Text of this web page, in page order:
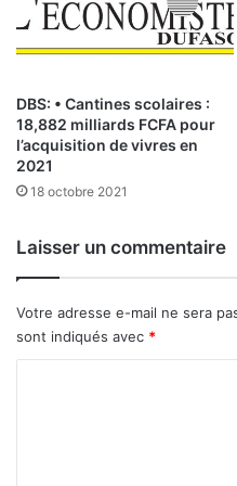
DBS: • Cantines scolaires :
18,882 milliards FCFA pour
l’acquisition de vivres en
2021
18 octobre 2021
Laisser un commentaire
Votre adresse e-mail ne sera
sont indiqués avec *